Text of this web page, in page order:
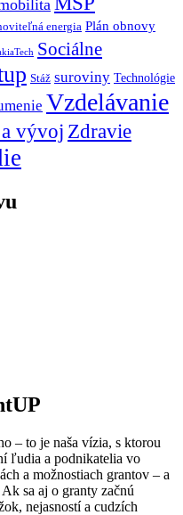
energia Plán obnovy
Sociálne
Stáž suroviny Technológie
Vzdelávanie
vývoj Zdravie
– to je naša vízia, s ktorou
ľudia a podnikatelia vo
a možnostiach grantov – a
sa aj o granty začnú
nejasností a cudzích